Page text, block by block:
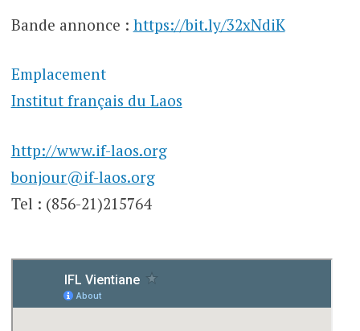
Bande annonce : https://bit.ly/32xNdiK
Emplacement
Institut français du Laos
http://www.if-laos.org
bonjour@if-laos.org
Tel : (856-21)215764